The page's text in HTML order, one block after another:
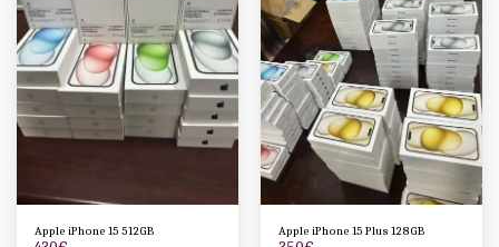
Apple iPhone 15 512GB Apple iPhone 15 Plus 128GB